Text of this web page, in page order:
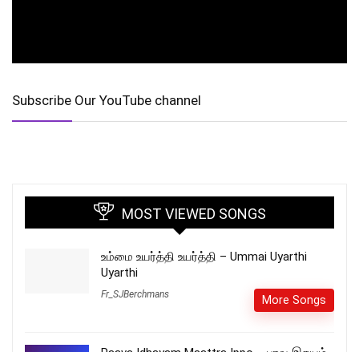
Subscribe Our YouTube channel
MOST VIEWED SONGS
உம்மை உயர்த்தி உயர்த்தி – Ummai Uyarthi
Uyarthi
Fr_SJBerchmans More Songs